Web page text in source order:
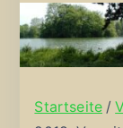
Startseite